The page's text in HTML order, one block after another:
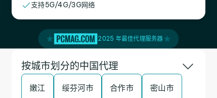
支持5G/4G/3G网络
2025 年最佳代理服务器
按城市划分的中国代理
嫩江 绥芬河市 合作市 密山市